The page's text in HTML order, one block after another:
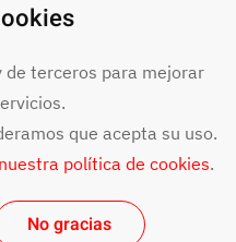
reservados. Aviso legal y
de accesibilidad.
de terceros para mejorar
que acepta su uso.
nuestra política de cookies.
No gracias